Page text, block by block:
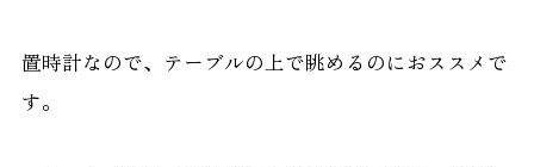
置時計なので、テーブルの上で眺めるのにおススメで
す。